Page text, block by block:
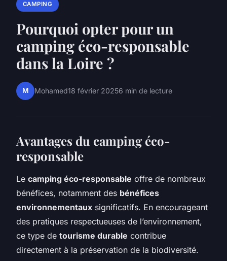
CAMPING
Pourquoi opter pour un
camping éco-responsable
dans la Loire ?
M Mohamed18 février 20256 min de lecture
Avantages du camping éco-
responsable
Le camping éco-responsable offre de nombreux
bénéfices, notamment des bénéfices
environnementaux significatifs. En encourageant
des pratiques respectueuses de l’environnement,
ce type de tourisme durable contribue
directement à la préservation de la biodiversité.